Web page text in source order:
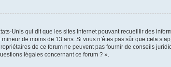
Unis qui dit que les sites Internet pouvant recueillir des
de moins de 13 ans. Si vous n’êtes pas sûr que cela
de ce forum ne peuvent pas fournir de conseils
légales concernant ce forum ? ».